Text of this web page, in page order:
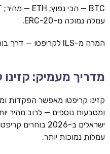
עמלה נמוכה מ-ERC-20.
המרה מ-ILS לקריפטו — דרך בורסה. בדקו עמלות.
מדריך מעמיק: קזינו
ומטבעות נוספים — לרוב מהיר
ישראלים ב-2026
עמלות נמוכות יותר.